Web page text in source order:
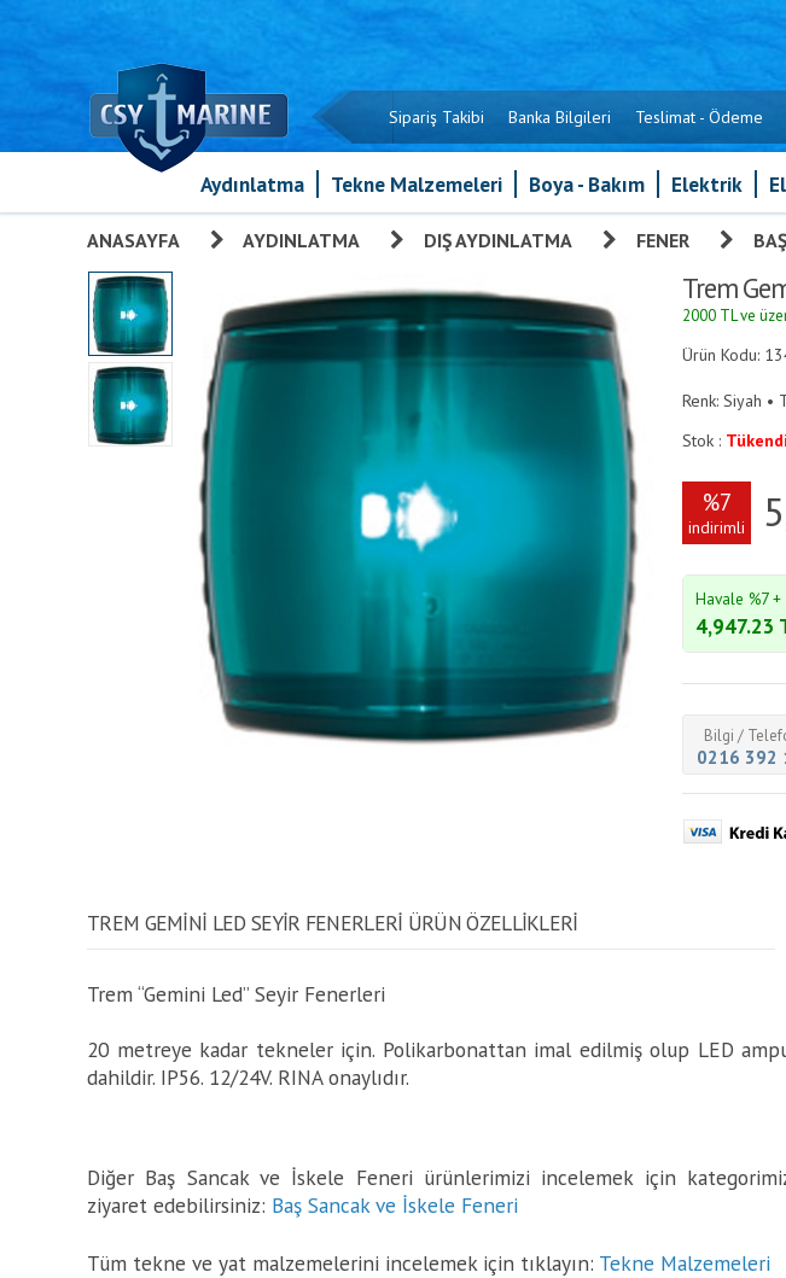
Sipariş Takibi Banka Bilgileri Teslimat - Ödeme
Aydınlatma Tekne Malzemeleri Boya - Bakım Elektrik
ANASAYFA AYDINLATMA DIŞ AYDINLATMA FENER
Trem
2000 TL ve
Ürün Kodu:
Renk: Siyah •
Stok : Tükendi
%7
indirimli
Havale %7 +
4,947.23
Bilgi /
0216 392
TREM GEMINI LED SEYIR FENERLERI ÜRÜN ÖZELLİKLERİ
Trem “Gemini Led” Seyir Fenerleri
20 metreye kadar tekneler için. Polikarbonattan imal edilmiş olup LED
dahildir. IP56. 12/24V. RINA onaylıdır.
Diğer Baş Sancak ve İskele Feneri ürünlerimizi incelemek için
ziyaret edebilirsiniz: Baş Sancak ve İskele Feneri
Tüm tekne ve yat malzemelerini incelemek için tıklayın: Tekne Malzemeleri